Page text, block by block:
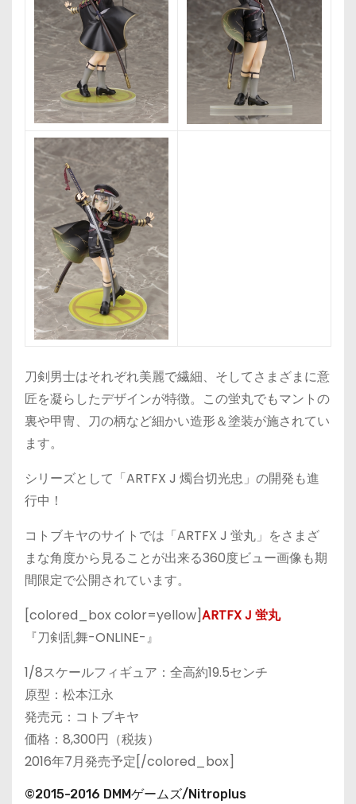
刀剣男士はそれぞれ美麗で繊細、そしてさまざまに意
匠を凝らしたデザインが特徴。この蛍丸でもマントの
裏や甲冑、刀の柄など細かい造形＆塗装が施されてい
ます。
シリーズとして「ARTFX J 燭台切光忠」の開発も進
行中！
コトブキヤのサイトでは「ARTFX J 蛍丸」をさまざ
まな角度から見ることが出来る360度ビュー画像も期
間限定で公開されています。
[colored_box color=yellow]ARTFX J 蛍丸
『刀剣乱舞-ONLINE-』
1/8スケールフィギュア：全高約19.5センチ
原型：松本江永
発売元：コトブキヤ
価格：8,300円（税抜）
2016年7月発売予定[/colored_box]
©2015-2016 DMMゲームズ/Nitroplus